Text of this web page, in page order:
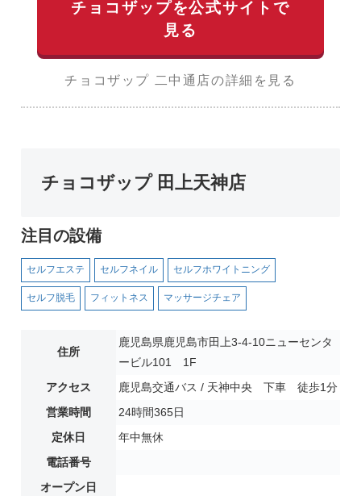
チョコザップを公式サイトで
見る
チョコザップ 二中通店の詳細を見る
チョコザップ 田上天神店
注目の設備
セルフエステ セルフネイル セルフホワイトニング
セルフ脱毛 フィットネス マッサージチェア
住所
鹿児島県鹿児島市田上3-4-10ニューセンタ
ービル101 1F
アクセス
鹿児島交通バス / 天神中央 下車 徒歩1分
営業時間
24時間365日
定休日
年中無休
電話番号
オープン日